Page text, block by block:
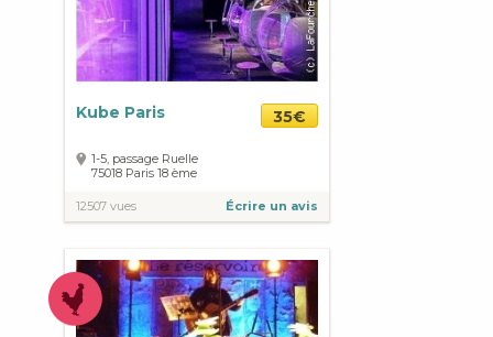
Kube Paris 35€
1-5, passage Ruelle
75018 Paris 18 ème
12507 vues Écrire un avis